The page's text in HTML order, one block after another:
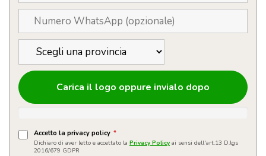
Carica il logo oppure invialo dopo
Accetto la privacy policy *
Dichiaro di aver letto e accettato la Privacy Policy ai sensi dell'art.13 D.lgs
2016/679 GDPR